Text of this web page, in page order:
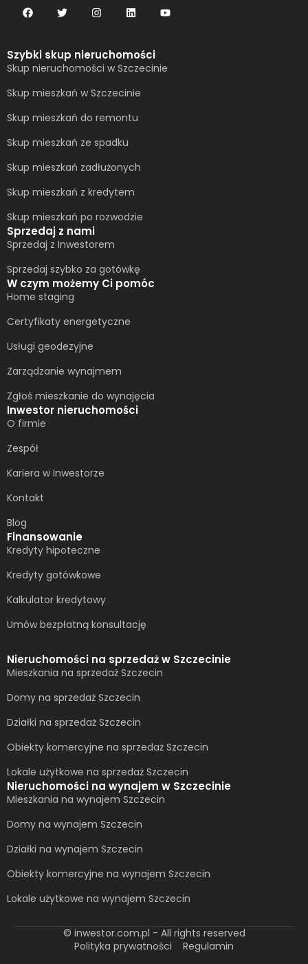
Szybki skup nieruchomości
Skup nieruchomości w Szczecinie
Skup mieszkań w Szczecinie
Skup mieszkań do remontu
Skup mieszkań ze spadku
Skup mieszkań zadłużonych
Skup mieszkań z kredytem
Skup mieszkań po rozwodzie
Sprzedaj z nami
Sprzedaj z Inwestorem
Sprzedaj szybko za gotówkę
W czym możemy Ci pomóc
Home staging
Certyfikaty energetyczne
Usługi geodezyjne
Zarządzanie wynajmem
Zgłoś mieszkanie do wynajęcia
Inwestor nieruchomości
O firmie
Zespół
Kariera w Inwestorze
Kontakt
Blog
Finansowanie
Kredyty hipoteczne
Kredyty gotówkowe
Kalkulator kredytowy
Umów bezpłatną konsultację​
Nieruchomości na sprzedaż w Szczecinie
Mieszkania na sprzedaż Szczecin
Domy na sprzedaż Szczecin
Działki na sprzedaż Szczecin
Obiekty komercyjne na sprzedaż Szczecin
Lokale użytkowe na sprzedaż Szczecin
Nieruchomości na wynajem w Szczecinie
Mieszkania na wynajem Szczecin
Domy na wynajem Szczecin
Działki na wynajem Szczecin
Obiekty komercyjne na wynajem Szczecin
Lokale użytkowe na wynajem Szczecin
© inwestor.com.pl - All rights reserved
Polityka prywatności
Regulamin